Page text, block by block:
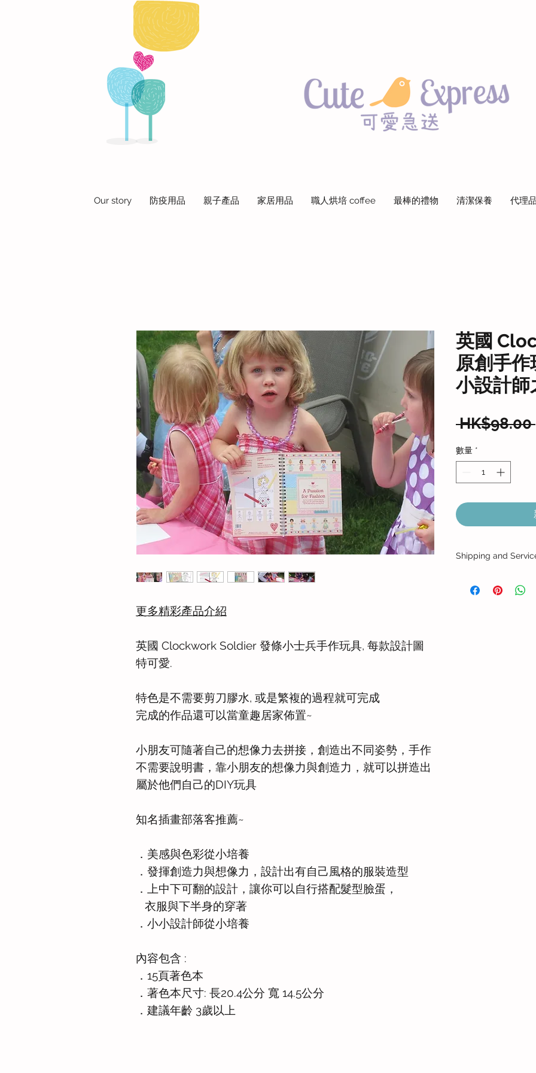
Our story 防疫用品 親子產品 家居用品 職人烘培 coffee 最棒的禮物 清潔保養 代理
更多精彩產品介紹
英國 Clockwork Soldier 發條小士兵手作玩具, 每款設計圖
特可愛.
特色是不需要剪刀膠水, 或是繁複的過程就可完成
完成的作品還可以當童趣居家佈置~
小朋友可隨著自己的想像力去拼接，創造出不同姿勢，手作
不需要說明書，靠小朋友的想像力與創造力，就可以拼造出
屬於他們自己的DIY玩具
知名插畫部落客推薦~
．美感與色彩從小培養
．發揮創造力與想像力，設計出有自己風格的服裝造型
．上中下可翻的設計，讓你可以自行搭配髮型臉蛋，
衣服與下半身的穿著
．小小設計師從小培養
內容包含 :
．15頁著色本
．著色本尺寸: 長20.4公分 寬 14.5公分
．建議年齡 3歲以上
英國
原創手
小設計師
HK$98.00
數量 *
Shipping and
港澳地區順豐快遞配